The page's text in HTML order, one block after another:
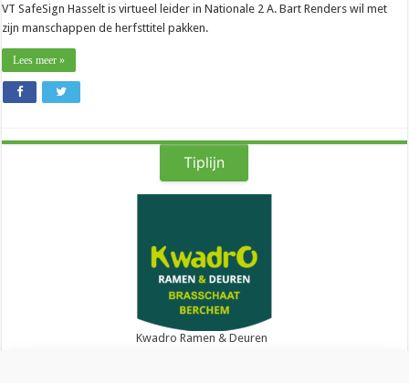
VT SafeSign Hasselt is virtueel leider in Nationale 2 A. Bart Renders wil met
zijn manschappen de herfsttitel pakken.
Lees meer »
Tiplijn
Kwadro Ramen & Deuren